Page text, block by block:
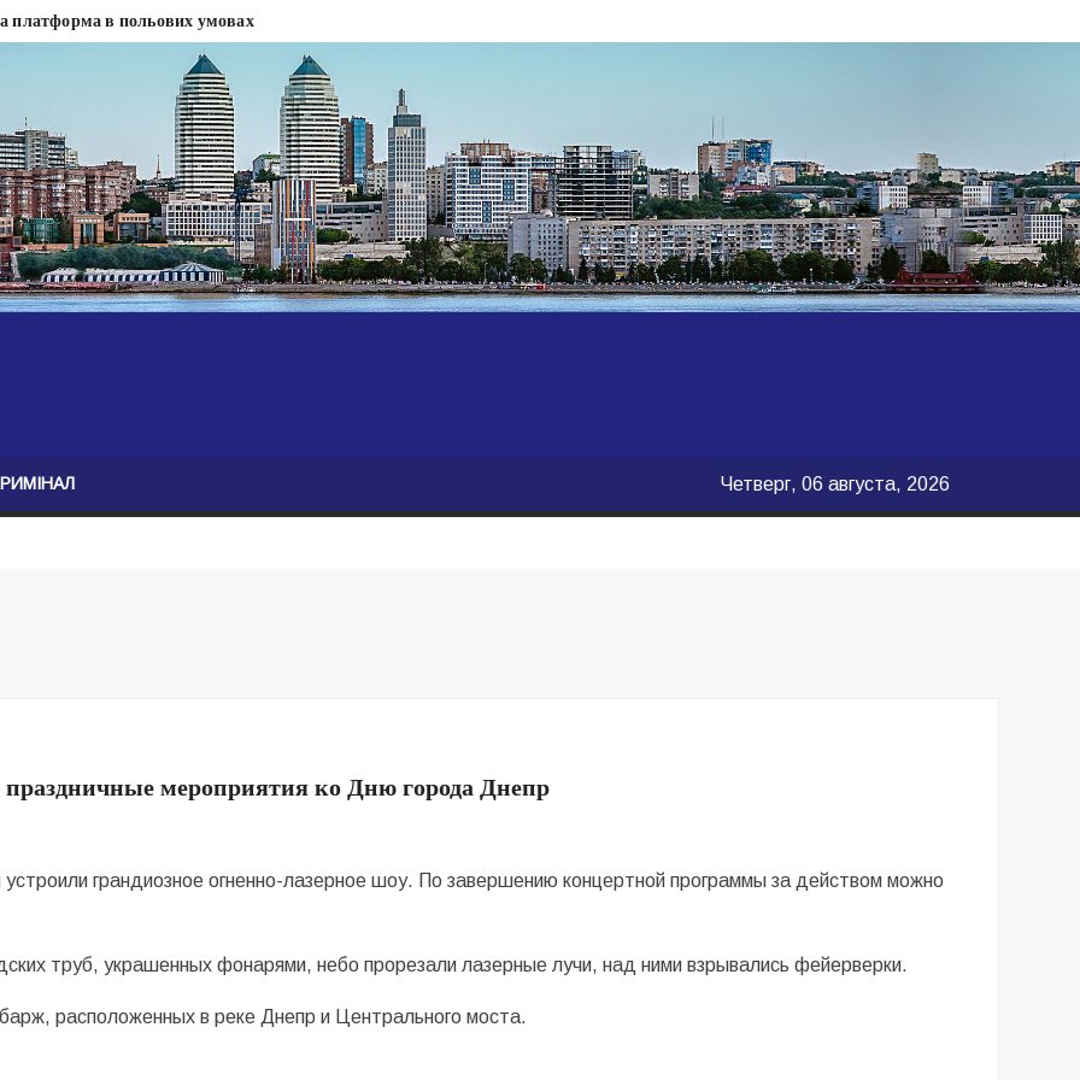
платформа в польових умовах
міськради Дніпра — ЗМІ
нелегального бізнесу, збагатився під час війни — ЗМІ
записали звернення про ситуацію на фронті
Безугла закликає валити Сирського
моду
керівництва армії
Четверг, 06 августа, 2026
мероприятия ко Дню города Днепр
грандиозное огненно-лазерное шоу. По завершению концертной программы за действом можно
труб, украшенных фонарями, небо прорезали лазерные лучи, над ними взрывались фейерверки.
расположенных в реке Днепр и Центрального моста.